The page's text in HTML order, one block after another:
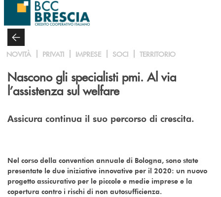
Salta al contenuto principale
NOVITÀ PRIVATI IMPRESE SOCI TERRITORIO
Nascono gli specialisti pmi. Al via
l’assistenza sul welfare
Assicura continua il suo percorso di crescita.
Nel corso della convention annuale di Bologna, sono state
presentate le due iniziative innovative per il 2020: un nuovo
progetto assicurativo per le piccole e medie imprese e la
copertura contro i rischi di non autosufficienza.